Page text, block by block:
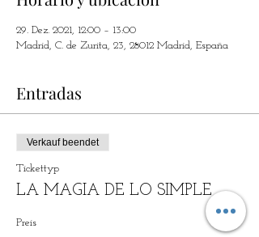
29. Dez. 2021, 12:00 – 13:00
Madrid, C. de Zurita, 23, 28012 Madrid, España
Entradas
Verkauf beendet
Tickettyp
LA MAGIA DE LO SIMPLE
Preis